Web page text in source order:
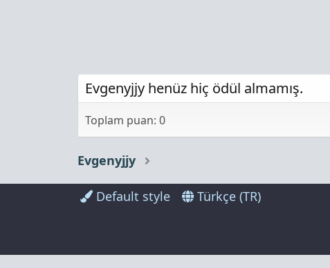
Evgenyjjy henüz hiç ödül almamış.
Toplam puan: 0
Evgenyjjy
Default style Türkçe (TR)